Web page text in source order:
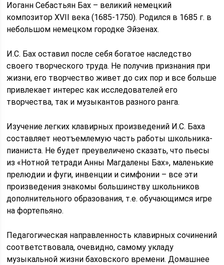
Иоганн Себастьян Бах – великий немецкий
композитор XVII века (1685-1750). Родился в 1685 г. в
небольшом немецком городке Эйзенах.
И.С. Бах оставил после себя богатое наследство
своего творческого труда. Не получив признания при
жизни, его творчество живет до сих пор и все больше
привлекает интерес как исследователей его
творчества, так и музыкантов разного ранга.
Изучение легких клавирных произведений И.С. Баха
составляет неотъемлемую часть работы школьника-
пианиста. Не будет преувеличено сказать, что пьесы
из «Нотной тетради Анны Магдалены Бах», маленькие
прелюдии и фуги, инвенции и симфонии – все эти
произведения знакомы большинству школьников
дополнительного образования, т.е. обучающимся игре
на фортепьяно.
Педагогическая направленность клавирных сочинений
соответствовала, очевидно, самому укладу
музыкальной жизни баховского времени. Домашнее